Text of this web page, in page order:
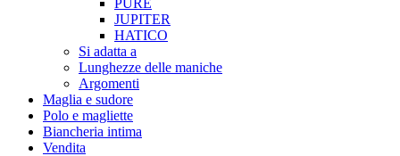
JUPITER
HATICO
Si adatta a
Lunghezze delle maniche
Argomenti
Maglia e sudore
Polo e magliette
Biancheria intima
Vendita